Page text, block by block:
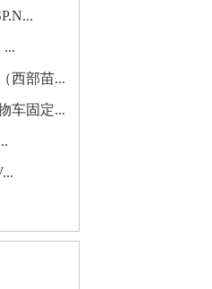
...
西部苗...
车固定...